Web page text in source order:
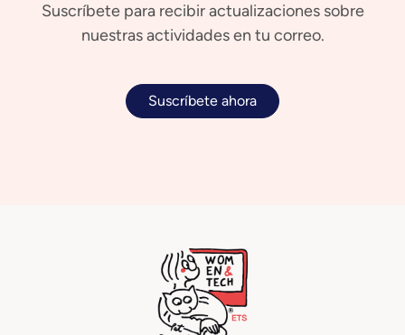
Suscríbete para recibir actualizaciones sobre
nuestras actividades en tu correo.
Suscríbete ahora